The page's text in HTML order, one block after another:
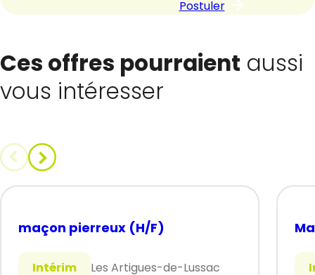
Postuler
Ces offres pourraient aussi
vous intéresser
maçon pierreux (H/F)
Intérim
Les Artigues-de-Lussac